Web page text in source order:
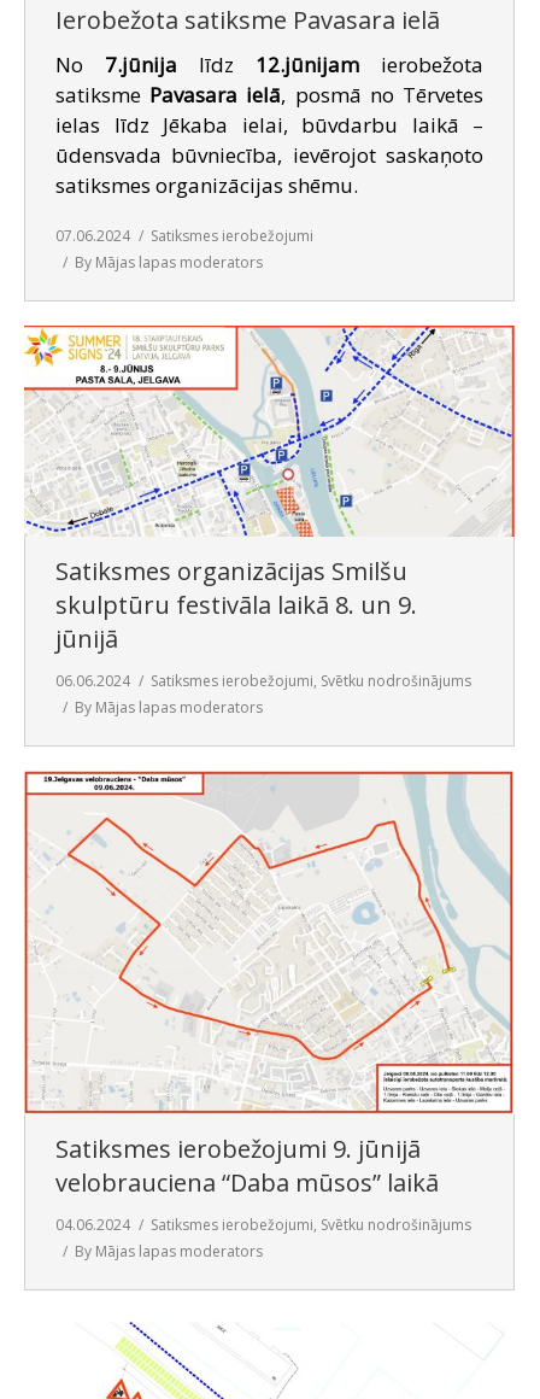
Ierobežota satiksme Pavasara ielā
No 7.jūnija līdz 12.jūnijam ierobežota
satiksme Pavasara ielā, posmā no Tērvetes
ielas līdz Jēkaba ielai, būvdarbu laikā –
ūdensvada būvniecība, ievērojot saskaņoto
satiksmes organizācijas shēmu.
07.06.2024
Satiksmes ierobežojumi
By Mājas lapas moderators
Satiksmes organizācijas Smilšu
skulptūru festivāla laikā 8. un 9.
jūnijā
06.06.2024 Satiksmes ierobežojumi, Svētku nodrošinājums
By Mājas lapas moderators
Satiksmes ierobežojumi 9. jūnijā
velobrauciena “Daba mūsos” laikā
04.06.2024 Satiksmes ierobežojumi, Svētku nodrošinājums
By Mājas lapas moderators